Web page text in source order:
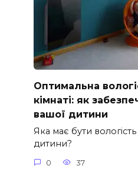
Оптимальна
кімнаті: як
вашої дитини
Яка має бути вологість
дитини?
0 37